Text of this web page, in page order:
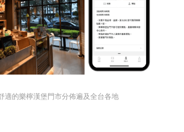
適的樂檸漢堡門市分佈遍及全台各地